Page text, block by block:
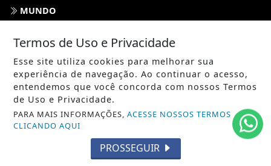
MUNDO
TECNOLOGIA
EDUCAÇÃO
ECONOMIA
Termos de Uso e Privacidade
Esse site utiliza cookies para melhorar sua
experiência de navegação. Ao continuar o acesso,
entendemos que você concorda com nossos Termos
de Uso e Privacidade.
PARA MAIS INFORMAÇÕES,ACESSE NOSSOS TERMOS
CLICANDO AQUI
PROSSEGUIR